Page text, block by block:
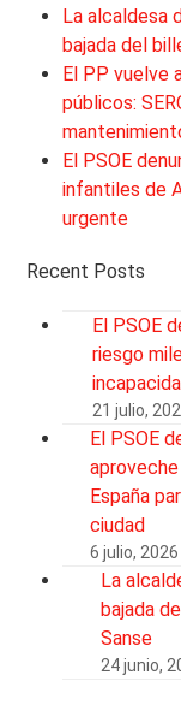
La alcaldesa
bajada del
El PP vuelve
públicos:
El PSOE
infantiles de
urgente
Recent Posts
El PSOE
riesgo
21 julio,
El PSOE
España
ciudad
6 julio, 2026
La
bajada
Sanse
24 junio,